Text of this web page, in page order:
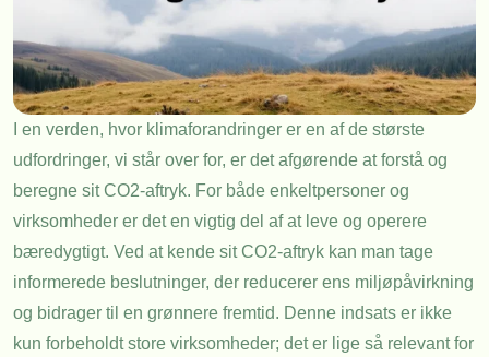
I en verden, hvor klimaforandringer er en af de største
udfordringer, vi står over for, er det afgørende at forstå og
beregne sit CO2-aftryk. For både enkeltpersoner og
virksomheder er det en vigtig del af at leve og operere
bæredygtigt. Ved at kende sit CO2-aftryk kan man tage
informerede beslutninger, der reducerer ens miljøpåvirkning
og bidrager til en grønnere fremtid. Denne indsats er ikke
kun forbeholdt store virksomheder; det er lige så relevant for